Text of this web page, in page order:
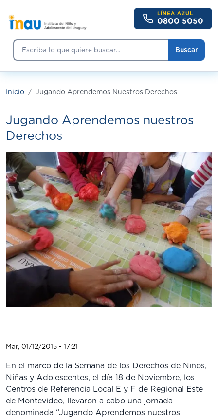
Buscar
Buscar
LÍNEA AZUL
0800 5050
Inicio Jugando Aprendemos Nuestros Derechos
Jugando Aprendemos nuestros
Derechos
Imagen
Mar, 01/12/2015 - 17:21
En el marco de la Semana de los Derechos de Niños,
Niñas y Adolescentes, el día 18 de Noviembre, los
Centros de Referencia Local E y F de Regional Este
de Montevideo, llevaron a cabo una jornada
denominada “Jugando Aprendemos nuestros